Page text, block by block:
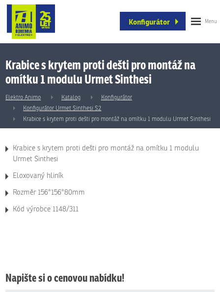
Konfigurátor
Krabice s krytem proti dešti pro montáž na
omítku 1 modulu Urmet Sinthesi
Elektro Animo Katalog
Konfigurátor
Konfigurátor Urmet Sinthesi S2
Krabice s krytem proti dešti pro montáž na omítku 1 modulu Urmet Sinthesi
Krabice s krytem proti dešti pro montáž na omítku 1 modulu
Urmet Sinthesi
Eloxovaný hliník
Rozměr 156*156*80mm
Kód výrobce 1148/311
Napište si o cenovou nabídku!